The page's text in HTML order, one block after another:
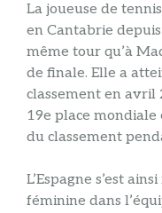
La joueuse de
en Cantabrie
même tour qu’à
de finale. Elle a
classement en avril
19e place
du classement
L’Espagne s’est
féminine dans